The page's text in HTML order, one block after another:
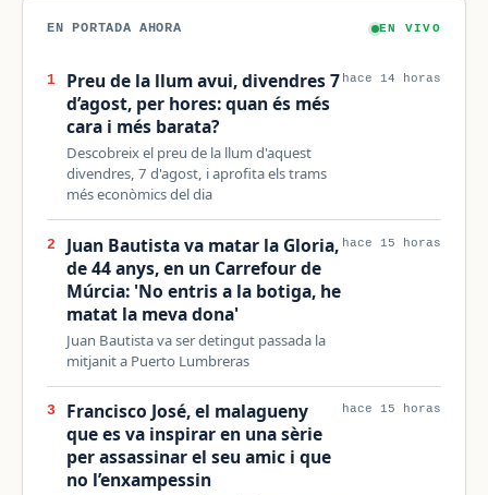
EN PORTADA AHORA EN VIVO
1
Preu de la llum avui, divendres 7
d’agost, per hores: quan és més
cara i més barata?
Descobreix el preu de la llum d'aquest
divendres, 7 d'agost, i aprofita els trams
més econòmics del dia
hace 14 horas
2
Juan Bautista va matar la Gloria,
de 44 anys, en un Carrefour de
Múrcia: 'No entris a la botiga, he
matat la meva dona'
Juan Bautista va ser detingut passada la
mitjanit a Puerto Lumbreras
hace 15 horas
3
Francisco José, el malagueny
que es va inspirar en una sèrie
per assassinar el seu amic i que
no l’enxampessin
hace 15 horas